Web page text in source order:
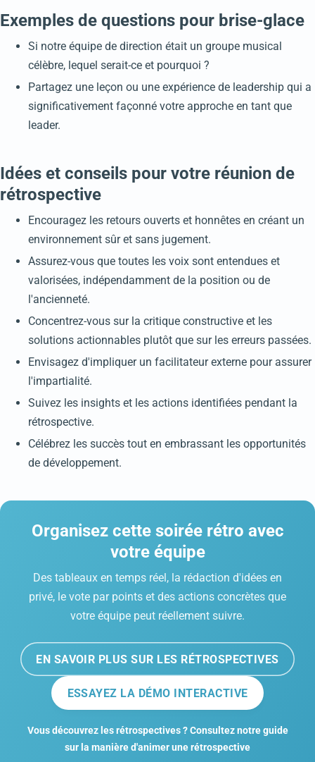
Exemples de questions pour brise-glace
Si notre équipe de direction était un groupe musical
célèbre, lequel serait-ce et pourquoi ?
Partagez une leçon ou une expérience de leadership qui a
significativement façonné votre approche en tant que
leader.
Idées et conseils pour votre réunion de
rétrospective
Encouragez les retours ouverts et honnêtes en créant un
environnement sûr et sans jugement.
Assurez-vous que toutes les voix sont entendues et
valorisées, indépendamment de la position ou de
l'ancienneté.
Concentrez-vous sur la critique constructive et les
solutions actionnables plutôt que sur les erreurs passées.
Envisagez d'impliquer un facilitateur externe pour assurer
l'impartialité.
Suivez les insights et les actions identifiées pendant la
rétrospective.
Célébrez les succès tout en embrassant les opportunités
de développement.
Organisez cette soirée rétro avec
votre équipe
Des tableaux en temps réel, la rédaction d'idées en
privé, le vote par points et des actions concrètes que
votre équipe peut réellement suivre.
EN SAVOIR PLUS SUR LES RÉTROSPECTIVES
ESSAYEZ LA DÉMO INTERACTIVE
Vous découvrez les rétrospectives ? Consultez notre guide
sur la manière d'animer une rétrospective